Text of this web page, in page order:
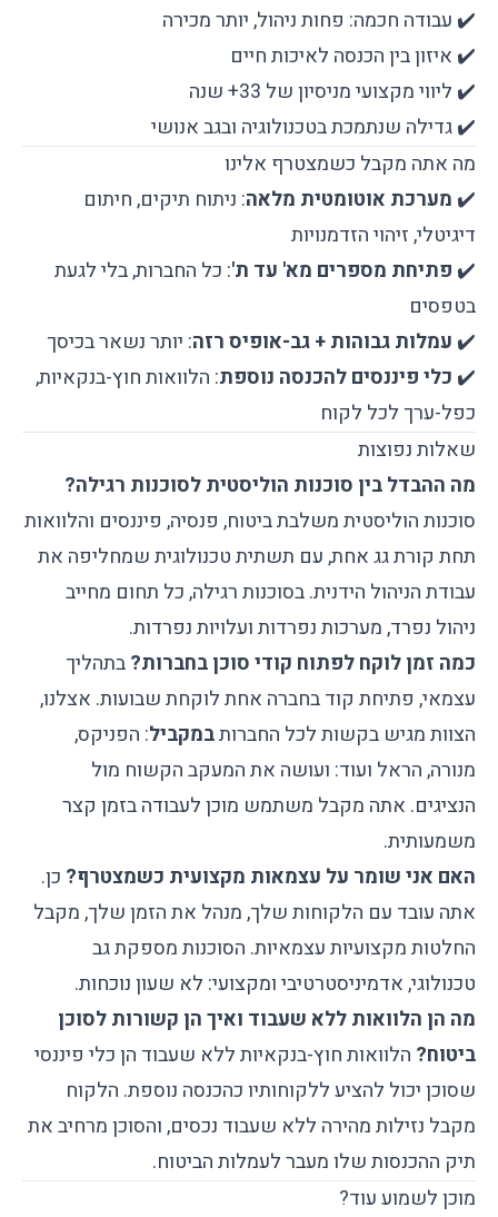
✔️ עבודה חכמה: פחות ניהול, יותר מכירה
✔️ איזון בין הכנסה לאיכות חיים
✔️ ליווי מקצועי מניסיון של 33+ שנה
✔️ גדילה שנתמכת בטכנולוגיה ובגב אנושי
מה אתה מקבל כשמצטרף אלינו
✔️ מערכת אוטומטית מלאה: ניתוח תיקים, חיתום
דיגיטלי, זיהוי הזדמנויות
✔️ פתיחת מספרים מא' עד ת': כל החברות, בלי לגעת
בטפסים
✔️ עמלות גבוהות + גב-אופיס רזה: יותר נשאר בכיסך
✔️ כלי פיננסים להכנסה נוספת: הלוואות חוץ-בנקאיות,
כפל-ערך לכל לקוח
שאלות נפוצות
מה ההבדל בין סוכנות הוליסטית לסוכנות רגילה?
סוכנות הוליסטית משלבת ביטוח, פנסיה, פיננסים והלוואות
תחת קורת גג אחת, עם תשתית טכנולוגית שמחליפה את
עבודת הניהול הידנית. בסוכנות רגילה, כל תחום מחייב
ניהול נפרד, מערכות נפרדות ועלויות נפרדות.
כמה זמן לוקח לפתוח קודי סוכן בחברות?בתהליך
עצמאי, פתיחת קוד בחברה אחת לוקחת שבועות. אצלנו,
הצוות מגיש בקשות לכל החברותבמקביל: הפניקס,
מנורה, הראל ועוד: ועושה את המעקב הקשוח מול
הנציגים. אתה מקבל משתמש מוכן לעבודה בזמן קצר
משמעותית.
האם אני שומר על עצמאות מקצועית כשמצטרף? כן.
אתה עובד עם הלקוחות שלך, מנהל את הזמן שלך, מקבל
החלטות מקצועיות עצמאיות. הסוכנות מספקת גב
טכנולוגי, אדמיניסטרטיבי ומקצועי: לא שעון נוכחות.
מה הן הלוואות ללא שעבוד ואיך הן קשורות לסוכן
ביטוח? הלוואות חוץ-בנקאיות ללא שעבוד הן כלי פיננסי
שסוכן יכול להציע ללקוחותיו כהכנסה נוספת. הלקוח
מקבל נזילות מהירה ללא שעבוד נכסים, והסוכן מרחיב את
תיק ההכנסות שלו מעבר לעמלות הביטוח.
מוכן לשמוע עוד?